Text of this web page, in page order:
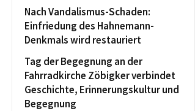
Nach Vandalismus-Schaden:
Einfriedung des Hahnemann-
Denkmals wird restauriert
Tag der Begegnung an der
Fahrradkirche Zöbigker verbindet
Geschichte, Erinnerungskultur und
Begegnung